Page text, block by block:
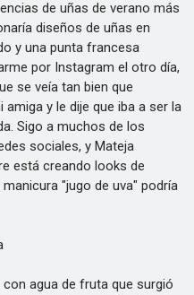
de uñas de verano más
diseños de uñas en
y una punta francesa
por Instagram el otro día,
se veía tan bien que
y le dije que iba a ser la
Sigo a muchos de los
sociales, y Mateja
está creando looks de
"jugo de uva" podría
agua de fruta que surgió